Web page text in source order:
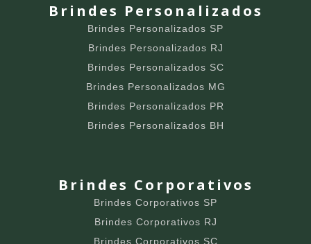
Brindes Personalizados
Brindes Personalizados SP
Brindes Personalizados RJ
Brindes Personalizados SC
Brindes Personalizados MG
Brindes Personalizados PR
Brindes Personalizados BH
Brindes Corporativos
Brindes Corporativos SP
Brindes Corporativos RJ
Brindes Corporativos SC